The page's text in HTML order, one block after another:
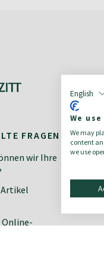
English
We
We may
content
we use
FRAGEN
wir Ihre
Artikel
Online-